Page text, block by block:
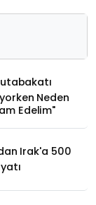
Neden
Edelim"
Irak'a 500